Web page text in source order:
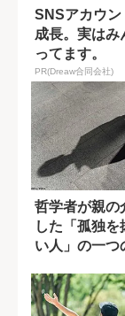
SNSアカウン
成長。実はみ
ってます。
PR(Dreaw合同会社)
哲学者が親の
した「孤独を
い人」の一つ